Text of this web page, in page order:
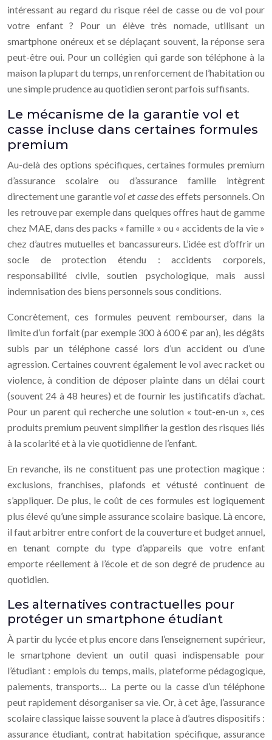
intéressant au regard du risque réel de casse ou de vol pour
votre enfant ? Pour un élève très nomade, utilisant un
smartphone onéreux et se déplaçant souvent, la réponse sera
peut-être oui. Pour un collégien qui garde son téléphone à la
maison la plupart du temps, un renforcement de l’habitation ou
une simple prudence au quotidien seront parfois suffisants.
Le mécanisme de la garantie vol et
casse incluse dans certaines formules
premium
Au-delà des options spécifiques, certaines formules premium
d’assurance scolaire ou d’assurance famille intègrent
directement une garantievol et cassedes effets personnels. On
les retrouve par exemple dans quelques offres haut de gamme
chez MAE, dans des packs « famille » ou « accidents de la vie »
chez d’autres mutuelles et bancassureurs. L’idée est d’offrir un
socle de protection étendu : accidents corporels,
responsabilité civile, soutien psychologique, mais aussi
indemnisation des biens personnels sous conditions.
Concrètement, ces formules peuvent rembourser, dans la
limite d’un forfait (par exemple 300 à 600 € par an), les dégâts
subis par un téléphone cassé lors d’un accident ou d’une
agression. Certaines couvrent également le vol avec racket ou
violence, à condition de déposer plainte dans un délai court
(souvent 24 à 48 heures) et de fournir les justificatifs d’achat.
Pour un parent qui recherche une solution « tout-en-un », ces
produits premium peuvent simplifier la gestion des risques liés
à la scolarité et à la vie quotidienne de l’enfant.
En revanche, ils ne constituent pas une protection magique :
exclusions, franchises, plafonds et vétusté continuent de
s’appliquer. De plus, le coût de ces formules est logiquement
plus élevé qu’une simple assurance scolaire basique. Là encore,
il faut arbitrer entre confort de la couverture et budget annuel,
en tenant compte du type d’appareils que votre enfant
emporte réellement à l’école et de son degré de prudence au
quotidien.
Les alternatives contractuelles pour
protéger un smartphone étudiant
À partir du lycée et plus encore dans l’enseignement supérieur,
le smartphone devient un outil quasi indispensable pour
l’étudiant : emplois du temps, mails, plateforme pédagogique,
paiements, transports… La perte ou la casse d’un téléphone
peut rapidement désorganiser sa vie. Or, à cet âge, l’assurance
scolaire classique laisse souvent la place à d’autres dispositifs :
assurance étudiant, contrat habitation spécifique, assurance